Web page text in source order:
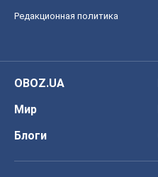
Редакционная политика
OBOZ.UA
Мир
Блоги